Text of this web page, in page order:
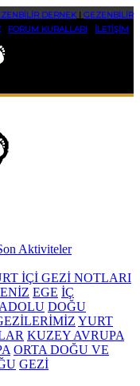
DERNEK| GEZENBİLİR
FORUM KURALLARI İLETİŞİM
Aktiviteler
İÇİ GEZİ NOTLARI
EGE İÇ
DOĞU
YURT
KUZEY AVRUPA
ORTA DOĞU VE
GEZİ